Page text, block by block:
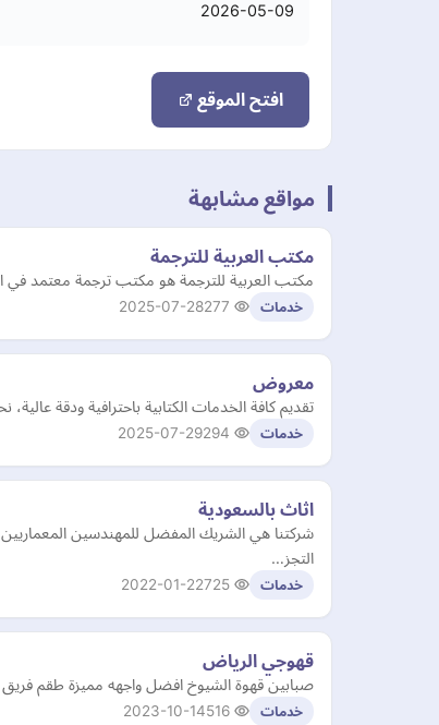
2026-05-09
افتح الموقع
مواقع مشابهة
مكتب العربية للترجمة
مكتب العربية للترجمة هو مكتب ترجمة معتمد في
خدمات 2025-07-28
معروض
تقديم كافة الخدمات الكتابية باحترافية ودقة
خدمات 2025-07-29
اثاث بالسعودية
شركتنا هي الشريك المفضل للمهندسين المعماريين
التجز…
خدمات 2022-01-22
قهوجي الرياض
صبابين قهوة الشيوخ افضل واجهه مميزة طقم فريق من الصبابين
خدمات 2023-10-14